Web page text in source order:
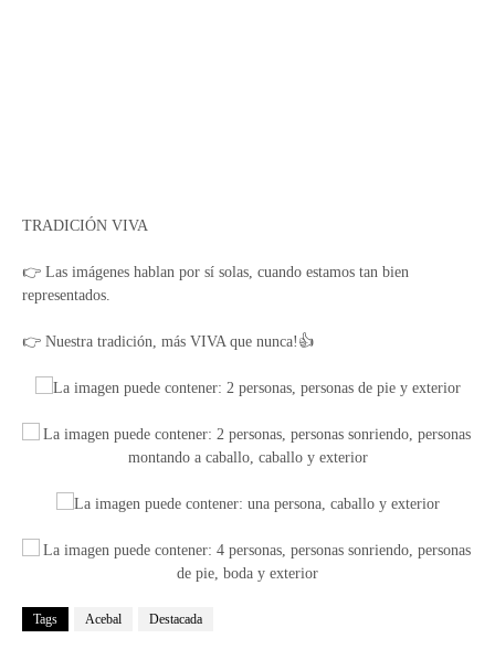
TRADICIÓN VIVA
👉 Las imágenes hablan por sí solas, cuando estamos tan bien
representados.
👉 Nuestra tradición, más VIVA que nunca!👍
Tags Acebal Destacada